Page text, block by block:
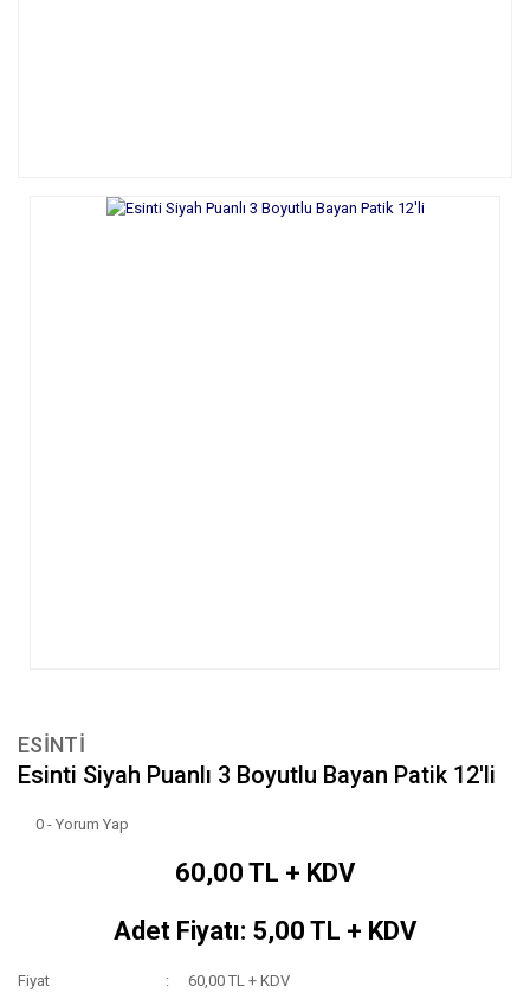
ESİNTİ
Esinti Siyah Puanlı 3 Boyutlu Bayan Patik 12'li
0 - Yorum Yap
60,00 TL + KDV
Adet Fiyatı: 5,00 TL + KDV
Fiyat
60,00 TL + KDV